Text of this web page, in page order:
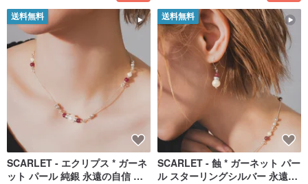
送料無料
SCARLET - エクリプス * ガーネ
ット パール 純銀 永遠の自信 ネ
送料無料
SCARLET - 蝕 * ガーネット パー
ル スターリングシルバー 永遠の